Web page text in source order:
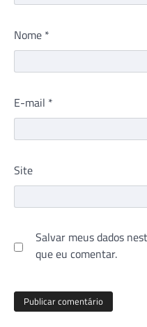
Nome *
E-mail *
Site
Salvar meus dados
que eu comentar.